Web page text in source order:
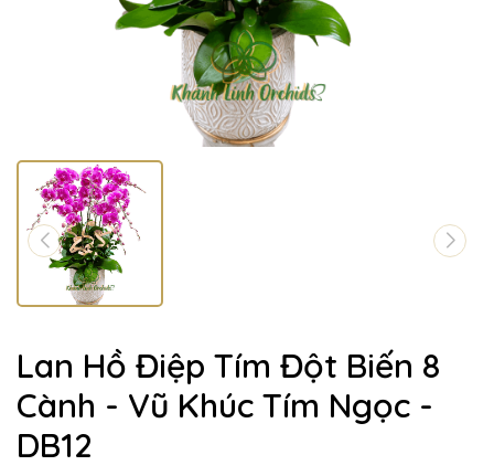
Lan Hồ Điệp Tím Đột Biến 8
Cành - Vũ Khúc Tím Ngọc -
DB12